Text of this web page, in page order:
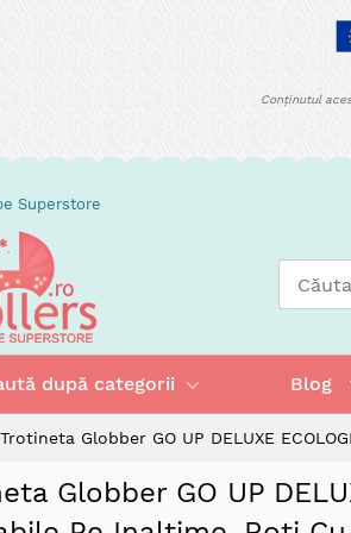
Conținutul
Superstore
după categorii Blog
Trotineta Globber GO UP DELUXE
Globber GO UP